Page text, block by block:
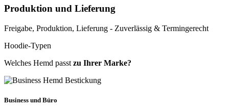
Produktion und Lieferung
Freigabe, Produktion, Lieferung - Zuverlässig & Termingerecht
Hoodie-Typen
Welches Hemd passt zu Ihrer Marke?
Business und Büro